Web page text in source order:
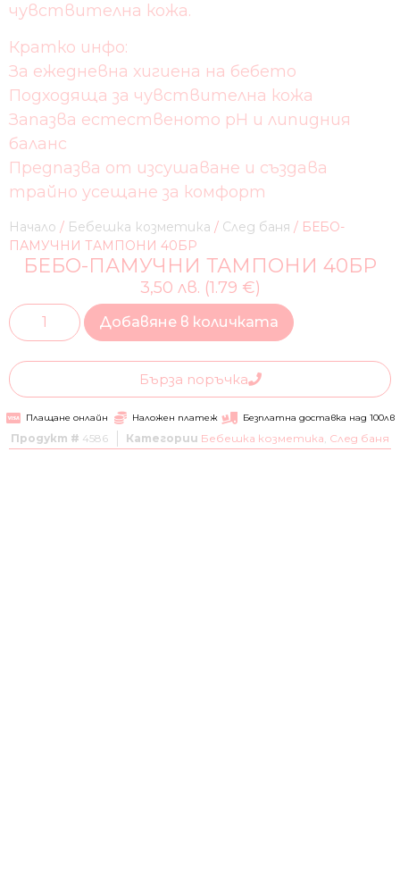
Начало / Бебешка козметика / След баня / БЕБО-
ПАМУЧНИ ТАМПОНИ 40БР
БЕБО-ПАМУЧНИ ТАМПОНИ 40БР
чувствителна кожа.
Кратко инфо:
За ежедневна хигиена на бебето
Подходяща за чувствителна кожа
Запазва естественото pH и липидния
баланс
Предпазва от изсушаване и създава
трайно усещане за комфорт
3,50 лв. (1.79 €)
Добавяне в количката
Бърза поръчка
Плащане онлайн Наложен платеж Безплатна доставка над 100лв
Продукт # 4586 Категории Бебешка козметика, След баня